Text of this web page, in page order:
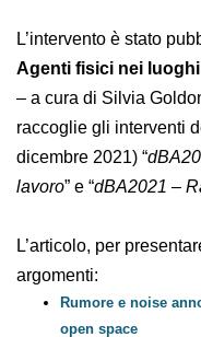
psicologici sui
L’intervento è stato
Agenti fisici nei
ionizzanti” – a cura
Tirabasso - che
nei luoghi di lavoro” e
L’articolo, per